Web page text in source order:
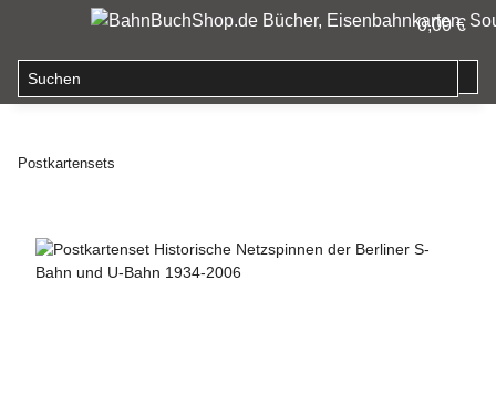
0,00 €
Postkartensets